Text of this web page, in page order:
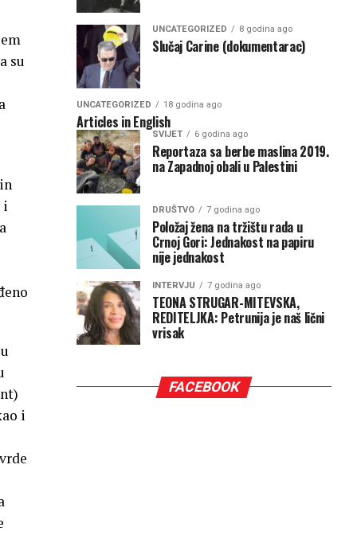
su
i
i
UNCATEGORIZED 8 godina ago
Slučaj Carine (dokumentarac)
UNCATEGORIZED 18 godina ago
Articles in English
SVIJET 6 godina ago
Reportaza sa berbe maslina 2019.
na Zapadnoj obali u Palestini
DRUŠTVO 7 godina ago
Položaj žena na tržištu rada u
Crnoj Gori: Jednakost na papiru
nije jednakost
INTERVJU 7 godina ago
TEONA STRUGAR-MITEVSKA,
REDITELJKA: Petrunija je naš lični
vrisak
FACEBOOK